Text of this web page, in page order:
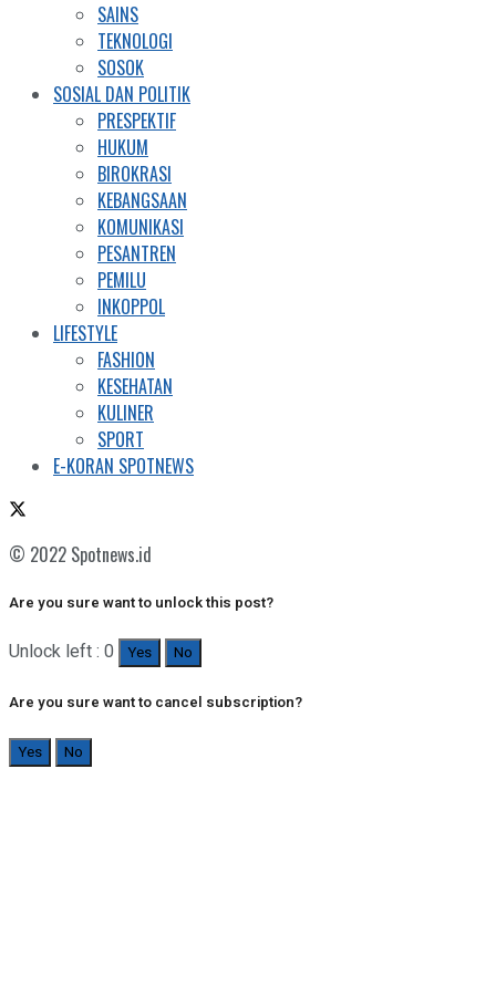
SAINS
TEKNOLOGI
SOSOK
SOSIAL DAN POLITIK
PRESPEKTIF
HUKUM
BIROKRASI
KEBANGSAAN
KOMUNIKASI
PESANTREN
PEMILU
INKOPPOL
LIFESTYLE
FASHION
KESEHATAN
KULINER
SPORT
E-KORAN SPOTNEWS
© 2022 Spotnews.id
Are you sure want to unlock this post?
Unlock left : 0 Yes No
Are you sure want to cancel subscription?
Yes No